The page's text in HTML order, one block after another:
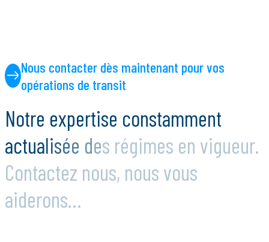
Nous contacter dès maintenant pour vos
opérations de transit
Notre expertise constamment
actualisée des régimes en vigueur.
Contactez nous, nous vous
aiderons…